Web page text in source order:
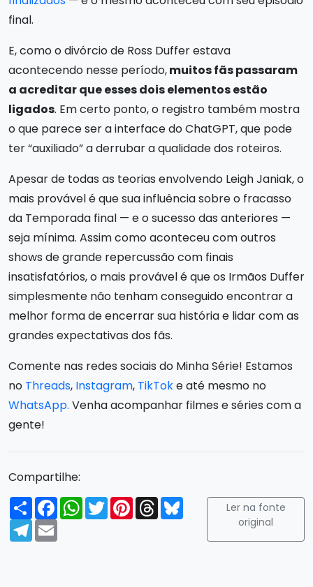
final.
E, como o divórcio de Ross Duffer estava
acontecendo nesse período,muitos fãs passaram
a acreditar que esses dois elementos estão
ligados. Em certo ponto, o registro também mostra
o que parece ser a interface do ChatGPT, que pode
ter “auxiliado” a derrubar a qualidade dos roteiros.
Apesar de todas as teorias envolvendo Leigh Janiak, o
mais provável é que sua influência sobre o fracasso
da Temporada final — e o sucesso das anteriores —
seja mínima. Assim como aconteceu com outros
shows de grande repercussão com finais
insatisfatórios, o mais provável é que os Irmãos Duffer
simplesmente não tenham conseguido encontrar a
melhor forma de encerrar sua história e lidar com as
grandes expectativas dos fãs.
Comente nas redes sociais do Minha Série! Estamos
no Threads, Instagram, TikToke até mesmo no
WhatsApp. Venha acompanhar filmes e séries com a
gente!
Compartilhe:
Compartilhar
FacebookWhatsApp
TwitterPinterest
ThreadsBluesky
Telegram
Email
Ler na fonte
original